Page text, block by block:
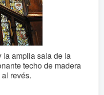
la amplia sala de la
techo de madera
revés.